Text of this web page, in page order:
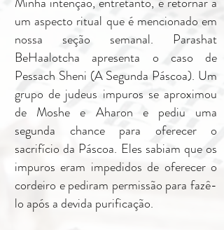
um aspecto ritual que é mencionado em
nossa seção semanal. Parashat
BeHaalotcha apresenta o caso de
Pessach Sheni (A Segunda Páscoa). Um
grupo de judeus impuros se aproximou
de Moshe e Aharon e pediu uma
segunda chance para oferecer o
sacrifício da Páscoa. Eles sabiam que os
impuros eram impedidos de oferecer o
cordeiro e pediram permissão para fazê-
lo após a devida purificação.